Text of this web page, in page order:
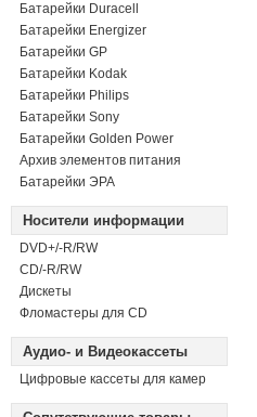
Батарейки Duracell
Батарейки Energizer
Батарейки GP
Батарейки Kodak
Батарейки Philips
Батарейки Sony
Батарейки Golden Power
Архив элементов питания
Батарейки ЭРА
Носители информации
DVD+/-R/RW
СD/-R/RW
Дискеты
Фломастеры для CD
Аудио- и Видеокассеты
Цифровые кассеты для камер